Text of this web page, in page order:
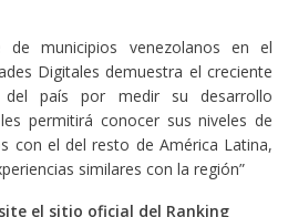
de municipios venezolanos en el
Digitales demuestra el creciente
país por medir su desarrollo
permitirá conocer sus niveles de
con el del resto de América Latina,
similares con la región”
el sitio oficial del Ranking